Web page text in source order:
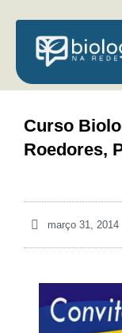
para
conteúdo
Curso
Roedores,
março 31, 2014